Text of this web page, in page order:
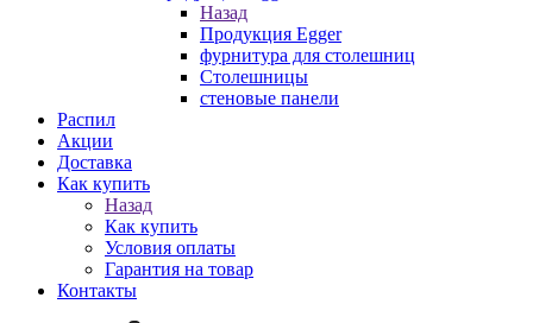
Назад
Продукция Egger
фурнитура для столешниц
Столешницы
стеновые панели
Распил
Акции
Доставка
Как купить
Назад
Как купить
Условия оплаты
Гарантия на товар
Контакты